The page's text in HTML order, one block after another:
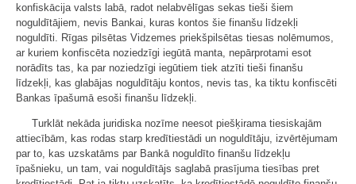
konfiskācija valsts labā, radot nelabvēlīgas sekas tieši šiem
noguldītājiem, nevis Bankai, kuras kontos šie finanšu līdzekļi
noguldīti. Rīgas pilsētas Vidzemes priekšpilsētas tiesas nolēmumos,
ar kuriem konfiscēta noziedzīgi iegūtā manta, nepārprotami esot
norādīts tas, ka par noziedzīgi iegūtiem tiek atzīti tieši finanšu
līdzekļi, kas glabājas noguldītāju kontos, nevis tas, ka tiktu konfiscēti
Bankas īpašumā esoši finanšu līdzekļi.
Turklāt nekāda juridiska nozīme neesot piešķirama tiesiskajām
attiecībām, kas rodas starp kredītiestādi un noguldītāju, izvērtējumam
par to, kas uzskatāms par Bankā noguldīto finanšu līdzekļu
īpašnieku, un tam, vai noguldītājs saglabā prasījuma tiesības pret